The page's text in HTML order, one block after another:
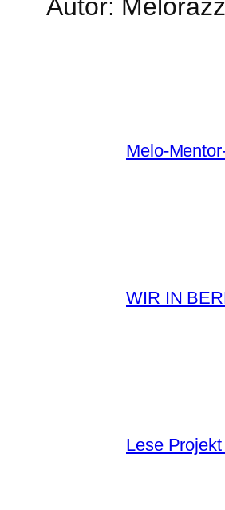
Autor:
Melo-
WIR IN
Lese